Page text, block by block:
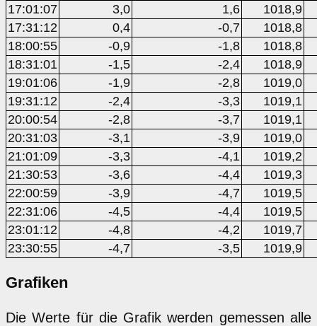
17:01:07
3,0 1,6
1018,9
17:31:12
0,4 -0,7
1018,8
18:00:55
-0,9 -1,8
1018,8
18:31:01
-1,5 -2,4
1018,9
19:01:06
-1,9 -2,8
1019,0
19:31:12
-2,4 -3,3
1019,1
20:00:54
-2,8 -3,7
1019,1
20:31:03
-3,1 -3,9
1019,0
21:01:09
-3,3 -4,1
1019,2
21:30:53
-3,6 -4,4
1019,3
22:00:59
-3,9 -4,7
1019,5
22:31:06
-4,5 -4,4
1019,5
23:01:12
-4,8 -4,2
1019,7
23:30:55
-4,7 -3,5 1019,9
Grafiken
Die Werte für die Grafik werden gemessen alle